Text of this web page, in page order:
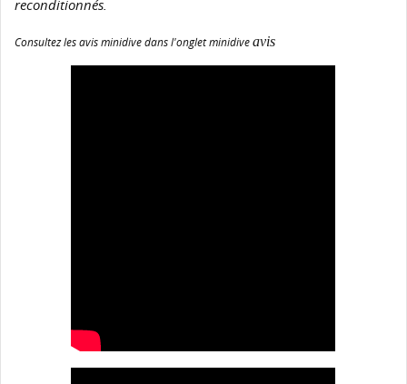
reconditionnés.
Consultez les avis minidive dans l'onglet minidiveavis